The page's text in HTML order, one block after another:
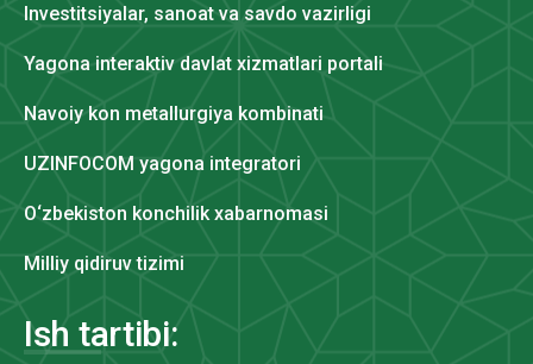
Investitsiyalar, sanoat va savdo vazirligi
Yagona interaktiv davlat xizmatlari portali
Navoiy kon metallurgiya kombinati
UZINFOCOM yagona integratori
O‘zbekiston konchilik xabarnomasi
Milliy qidiruv tizimi
Ish tartibi: